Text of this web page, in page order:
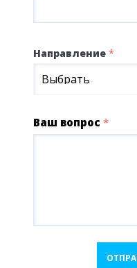
Направление *
Выбрать
Ваш вопрос *